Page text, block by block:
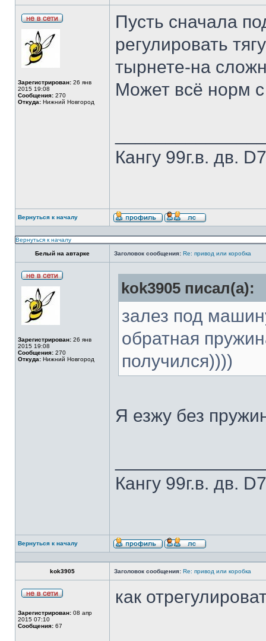
Зарегистрирован: 26 янв
2015 19:08
Сообщения: 270
Откуда: Нижний Новгород
Пусть сначала
регулировать
тырнете-на
Может всё норм
Кангу 99г.в. дв.
Вернуться к началу
Вернуться к началу
Белый на автарке Заголовок сообщения: Re: привод или коробка
Зарегистрирован: 26 янв
2015 19:08
Сообщения: 270
Откуда: Нижний Новгород
kok3905 писал(а):
залез под
обратная
получился))))
Я езжу без
Кангу 99г.в. дв.
Вернуться к началу
kok3905 Заголовок сообщения: Re: привод или коробка
Зарегистрирован: 08 апр
2015 07:10
Сообщения: 67
как